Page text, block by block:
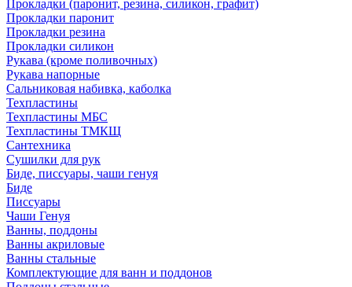
Прокладки (паронит, резина, силикон, графит)
Прокладки паронит
Прокладки резина
Прокладки силикон
Рукава (кроме поливочных)
Рукава напорные
Сальниковая набивка, каболка
Техпластины
Техпластины МБС
Техпластины ТМКЩ
Сантехника
Сушилки для рук
Биде, писсуары, чаши генуя
Биде
Писсуары
Чаши Генуя
Ванны, поддоны
Ванны акриловые
Ванны стальные
Комплектующие для ванн и поддонов